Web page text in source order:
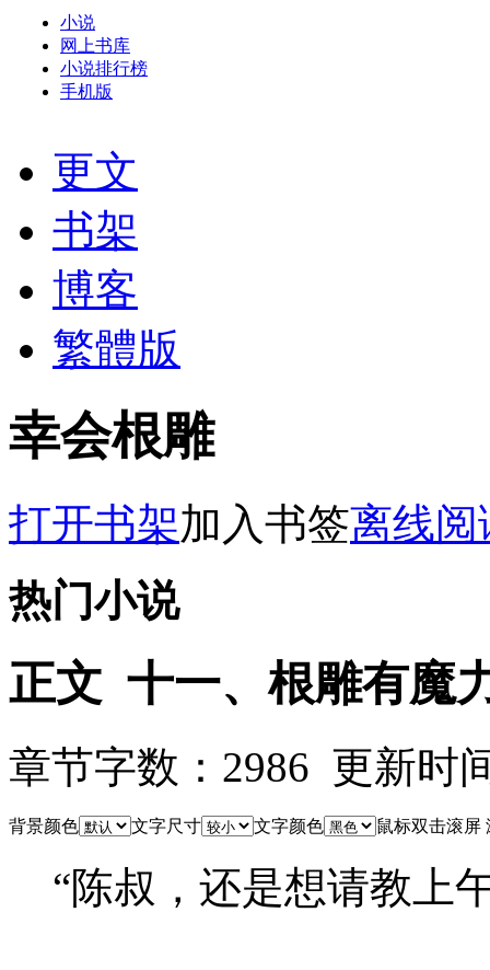
小说
网上书库
小说排行榜
手机版
更文
书架
博客
繁體版
幸会根雕
打开书架加入书签离线阅
热门小说
正文 十一、根雕有魔
章节字数：2986 更新时
背景颜色 文字尺寸 文字颜色 鼠标双击滚屏
“陈叔，还是想请教上